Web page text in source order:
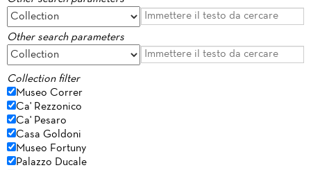
Other search parameters
Collection filter
Museo Correr
Ca' Rezzonico
Ca' Pesaro
Casa Goldoni
Museo Fortuny
Palazzo Ducale